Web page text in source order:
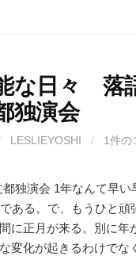
な日々 落
独演会
LESLIEYOSHI / 1件の
独演会 1年なんて早い
ある。で、もうひと頑
に正月が来る。別に年
変化が起きるわけで